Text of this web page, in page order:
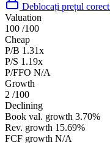
Deblocați prețul corect
Valuation
100 /100
Cheap
P/B 1.31x
P/S 1.19x
P/FFO N/A
Growth
2 /100
Declining
Book val. growth 3.70%
Rev. growth 15.69%
FCF growth N/A